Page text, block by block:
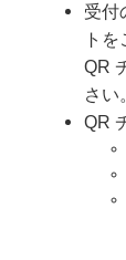
受付
ト
QR
さい。
QR